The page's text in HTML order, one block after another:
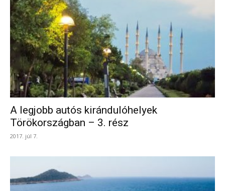
A legjobb autós kirándulóhelyek
Törökországban – 3. rész
2017. júl 7.